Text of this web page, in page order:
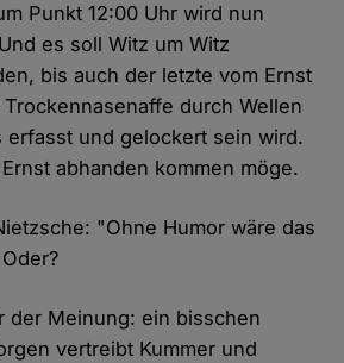
Punkt 12:00 Uhr wird nun
es soll Witz um Witz
bis auch der letzte vom Ernst
durch Wellen
erfasst und gelockert sein wird.
abhanden kommen möge.
"Ohne Humor wäre das
der Meinung: ein bisschen
vertreibt Kummer und